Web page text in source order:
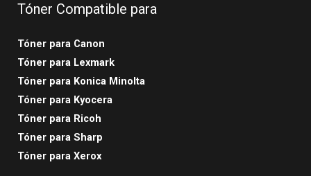
Tóner Compatible para
Tóner para Canon
Tóner para Lexmark
Tóner para Konica Minolta
Tóner para Kyocera
Tóner para Ricoh
Tóner para Sharp
Tóner para Xerox